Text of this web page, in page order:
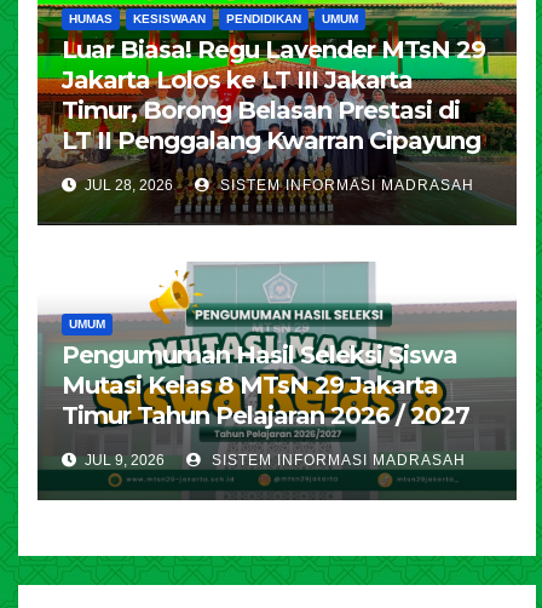
HUMAS KESISWAAN PENDIDIKAN UMUM
Luar Biasa! Regu Lavender MTsN 29
Jakarta Lolos ke LT III Jakarta
Timur, Borong Belasan Prestasi di
LT II Penggalang Kwarran Cipayung
JUL 28, 2026 SISTEM INFORMASI MADRASAH
UMUM
Pengumuman Hasil Seleksi Siswa
Mutasi Kelas 8 MTsN 29 Jakarta
Timur Tahun Pelajaran 2026 / 2027
JUL 9, 2026 SISTEM INFORMASI MADRASAH